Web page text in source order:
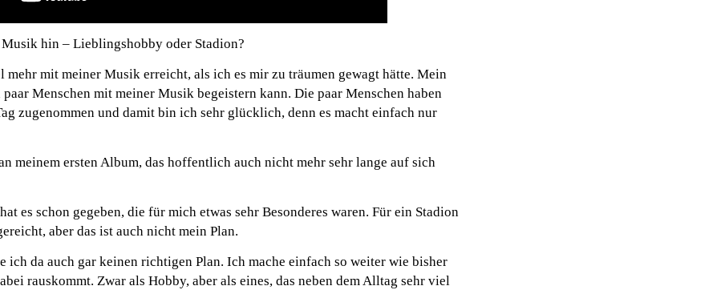
hin – Lieblingshobby oder Stadion?
mehr mit meiner Musik erreicht, als ich es mir zu träumen gewagt hätte. Mein
Menschen mit meiner Musik begeistern kann. Die paar Menschen haben
zugenommen und damit bin ich sehr glücklich, denn es macht einfach nur
meinem ersten Album, das hoffentlich auch nicht mehr sehr lange auf sich
es schon gegeben, die für mich etwas sehr Besonderes waren. Für ein Stadion
aber das ist auch nicht mein Plan.
ich da auch gar keinen richtigen Plan. Ich mache einfach so weiter wie bisher
rauskommt. Zwar als Hobby, aber als eines, das neben dem Alltag sehr viel